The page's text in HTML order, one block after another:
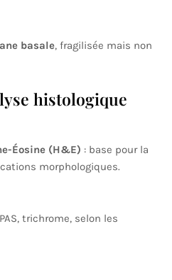
basale, fragilisée mais non
histologique
Éosine (H&E) : base pour la
morphologiques.
trichrome, selon les